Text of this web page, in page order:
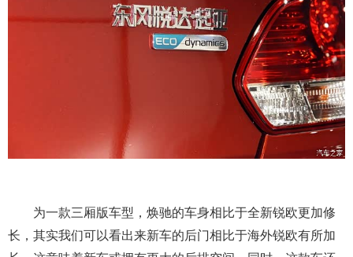
为一款三厢版车型，焕驰的车身相比于全新锐欧更加修
长，其实我们可以看出来新车的后门相比于海外锐欧有所加